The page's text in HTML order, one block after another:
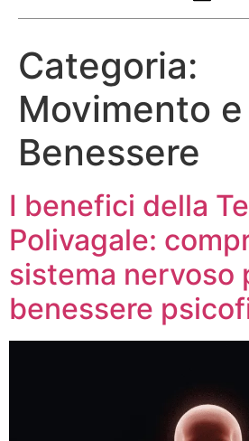
Categoria:
Movimento e
Benessere
I benefici della
Polivagale:
sistema nervoso
benessere